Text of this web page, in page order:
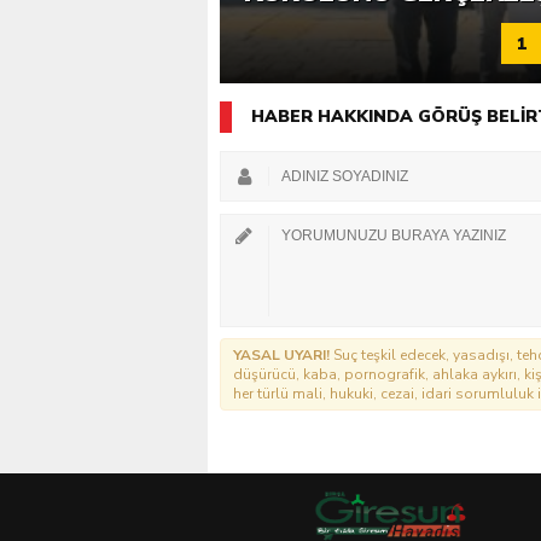
1
HABER HAKKINDA GÖRÜŞ
YASAL UYARI! Suç teşkil edecek, yasadışı,
düşürücü, kaba, pornografik, ahlaka aykırı,
her türlü mali, hukuki, cezai, idari sorumluluk